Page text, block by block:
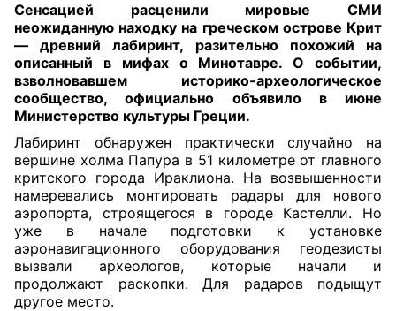
Сенсацией расценили мировые СМИ
неожиданную находку на греческом острове Крит
— древний лабиринт, разительно похожий на
описанный в мифах о Минотавре. О событии,
взволновавшем историко-археологическое
сообщество, официально объявило в июне
Министерство культуры Греции.
Лабиринт обнаружен практически случайно на
вершине холма Папура в 51 километре от главного
критского города Ираклиона. На возвышенности
намеревались монтировать радары для нового
аэропорта, строящегося в городе Кастелли. Но
уже в начале подготовки к установке
аэронавигационного оборудования геодезисты
вызвали археологов, которые начали и
продолжают раскопки. Для радаров подыщут
другое место.